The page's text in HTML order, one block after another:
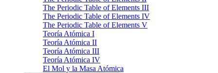
The Periodic Table of Elements III
The Periodic Table of Elements IV
The Periodic Table of Elements V
Teoría Atómica I
Teoría Atómica II
Teoría Atómica III
Teoría Atómica IV
El Mol y la Masa Atómica